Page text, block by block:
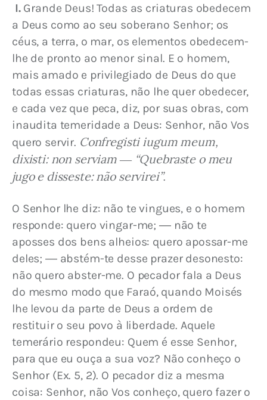
I. Grande Deus! Todas as criaturas obedecem
a Deus como ao seu soberano Senhor; os
céus, a terra, o mar, os elementos obedecem-
lhe de pronto ao menor sinal. E o homem,
mais amado e privilegiado de Deus do que
todas essas criaturas, não lhe quer obedecer,
e cada vez que peca, diz, por suas obras, com
inaudita temeridade a Deus: Senhor, não Vos
quero servir. Confregisti iugum meum,
dixisti: non serviam ― “Quebraste o meu
jugo e disseste: não servirei”.
O Senhor lhe diz: não te vingues, e o homem
responde: quero vingar-me; ― não te
aposses dos bens alheios: quero apossar-me
deles; ― abstém-te desse prazer desonesto:
não quero abster-me. O pecador fala a Deus
do mesmo modo que Faraó, quando Moisés
lhe levou da parte de Deus a ordem de
restituir o seu povo à liberdade. Aquele
temerário respondeu: Quem é esse Senhor,
para que eu ouça a sua voz? Não conheço o
Senhor (Ex. 5, 2). O pecador diz a mesma
coisa: Senhor, não Vos conheço, quero fazer o